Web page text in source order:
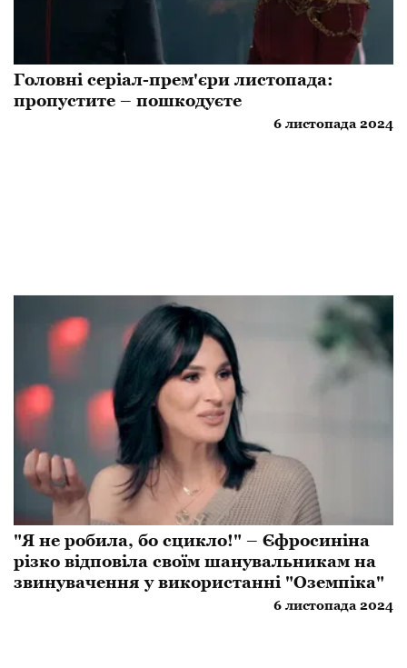
Головні серіал-прем'єри листопада:
пропустите – пошкодуєте
6 листопада 2024
"Я не робила, бо сцикло!" – Єфросиніна
різко відповіла своїм шанувальникам на
звинувачення у використанні "Оземпіка"
6 листопада 2024